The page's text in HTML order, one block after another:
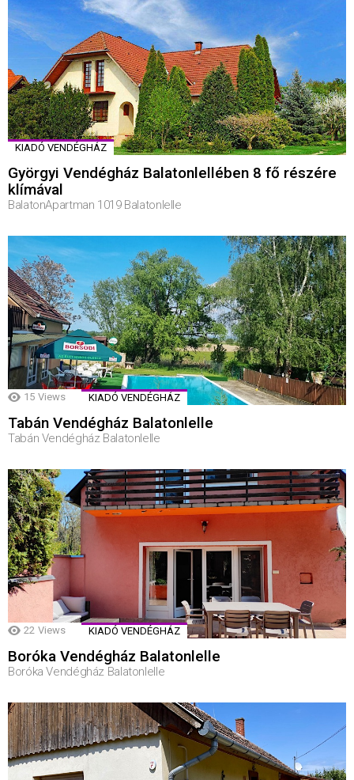
KIADÓ VENDÉGHÁZ
Györgyi Vendégház Balatonlellében 8 fő részére
klímával
BalatonApartman 1019 Balatonlelle
15 Views KIADÓ VENDÉGHÁZ
Tabán Vendégház Balatonlelle
Tabán Vendégház Balatonlelle
22 Views KIADÓ VENDÉGHÁZ
Boróka Vendégház Balatonlelle
Boróka Vendégház Balatonlelle